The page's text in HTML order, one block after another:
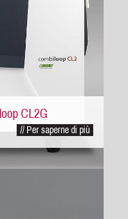
CL2G
// Per saperne di più